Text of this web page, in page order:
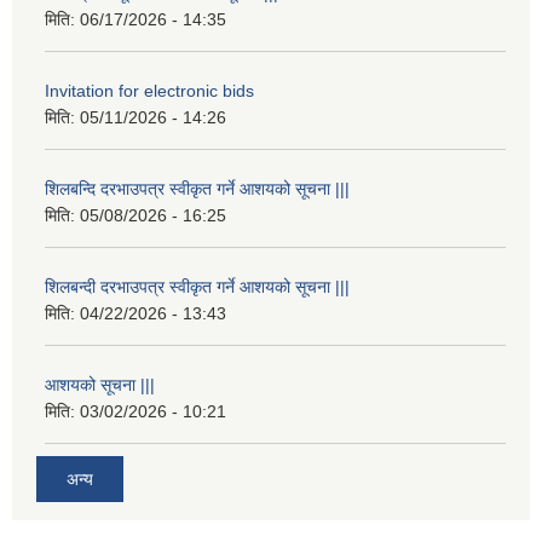
मिति: 06/17/2026 - 14:35
Invitation for electronic bids
मिति: 05/11/2026 - 14:26
शिलबन्दि दरभाउपत्र स्वीकृत गर्ने आशयको सूचना |||
मिति: 05/08/2026 - 16:25
शिलबन्दी दरभाउपत्र स्वीकृत गर्ने आशयको सूचना |||
मिति: 04/22/2026 - 13:43
आशयको सूचना |||
मिति: 03/02/2026 - 10:21
अन्य